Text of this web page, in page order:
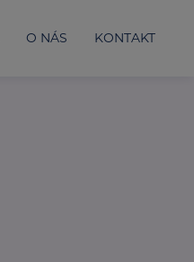
O NÁS KONTAKT